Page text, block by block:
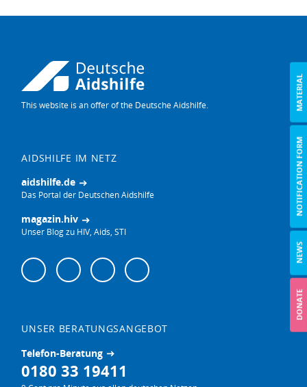
This website is an offer of the Deutsche Aidshilfe. MATERIAL
NOTIFICATION FORM
NEWS
DONATE
AIDSHILFE IM NETZ
aidshilfe.de
Das Portal der Deutschen Aidshilfe
magazin.hiv
Unser Blog zu HIV, Aids, STI
Follow
us
InstagramFacebookBlueskyYouTube
UNSER BERATUNGSANGEBOT
Telefon-Beratung
0180 33 19411